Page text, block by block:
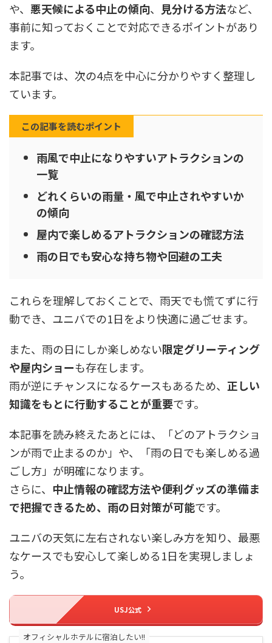
や、 悪天候による中止の傾向、 見分ける方法など、
事前に知っておくことで対応できるポイントがあり
ます。
本記事では、次の4点を中心に分かりやすく整理し
ています。
この記事を読むポイント
雨風で中止になりやすいアトラクションの
一覧
どれくらいの雨量・風で中止されやすいか
の傾向
屋内で楽しめるアトラクションの確認方法
雨の日でも安心な持ち物や回避の工夫
これらを理解しておくことで、雨天でも慌てずに行
動でき、ユニバでの1日をより快適に過ごせます。
また、雨の日にしか楽しめない限定グリーティング
や屋内ショーも存在します。
雨が逆にチャンスになるケースもあるため、 正しい
知識をもとに行動することが重要です。
本記事を読み終えたあとには、「どのアトラクショ
ンが雨で止まるのか」や、「雨の日でも楽しめる過
ごし方」が明確になります。
さらに、 中止情報の確認方法や便利グッズの準備ま
で把握できるため、雨の日対策が可能です。
ユニバの天気に左右されない楽しみ方を知り、最悪
なケースでも安心して楽しめる1日を実現しましょ
う。
USJ公式
オフィシャルホテルに宿泊したい!!